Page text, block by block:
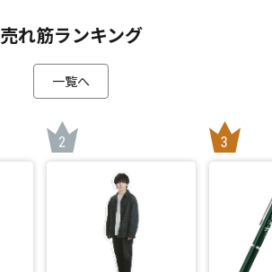
売れ筋ランキング
一覧へ